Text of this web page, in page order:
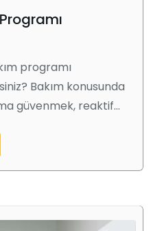
programı
Bakım konusunda
güvenmek, reaktif…